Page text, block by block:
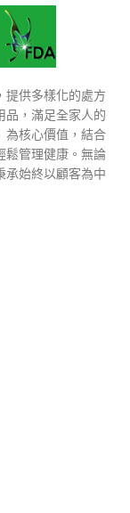
提供多樣化的處方
品，滿足全家人的
為核心價值，結合
鬆管理健康。無論
承始終以顧客為中